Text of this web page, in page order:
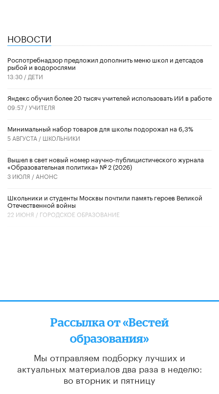
НОВОСТИ
Роспотребнадзор предложил дополнить меню школ и детсадов
рыбой и водорослями
13:30 / ДЕТИ
​Яндекс обучил более 20 тысяч учителей использовать ИИ в работе
09:57 /УЧИТЕЛЯ
Минимальный набор товаров для школы подорожал на 6,3%
5 АВГУСТА / ШКОЛЬНИКИ
Вышел в свет новый номер научно-публицистического журнала
«Образовательная политика» № 2 (2026)
3 ИЮЛЯ / АНОНС
Школьники и студенты Москвы почтили память героев Великой
Отечественной войны
22 ИЮНЯ / ГОРОДСКОЕ ОБРАЗОВАНИЕ
Рассылка от «Вестей
образования»
Мы отправляем подборку лучших и
актуальных материалов два раза в неделю:
во вторник и пятницу